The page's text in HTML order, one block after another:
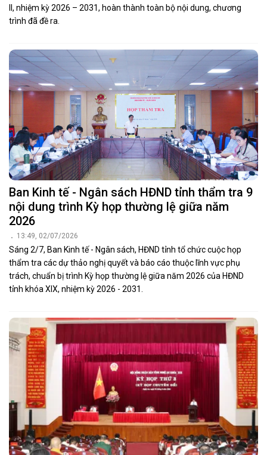
II, nhiệm kỳ 2026 – 2031, hoàn thành toàn bộ nội dung, chương
trình đã đề ra.
Ban Kinh tế - Ngân sách HĐND tỉnh thẩm tra 9
nội dung trình Kỳ họp thường lệ giữa năm
2026
13:49, 02/07/2026
Sáng 2/7, Ban Kinh tế - Ngân sách, HĐND tỉnh tổ chức cuộc họp
thẩm tra các dự thảo nghị quyết và báo cáo thuộc lĩnh vực phụ
trách, chuẩn bị trình Kỳ họp thường lệ giữa năm 2026 của HĐND
tỉnh khóa XIX, nhiệm kỳ 2026 - 2031.